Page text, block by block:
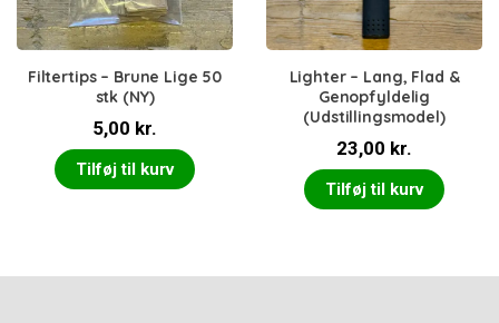
Filtertips – Brune Lige 50
stk (NY)
5,00 kr.
Tilføj til kurv
Lighter – Lang, Flad &
Genopfyldelig
(Udstillingsmodel)
23,00 kr.
Tilføj til kurv